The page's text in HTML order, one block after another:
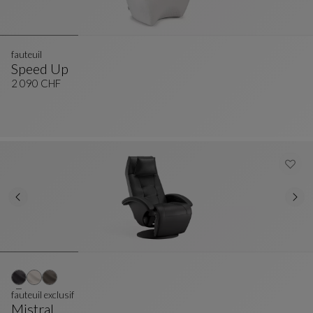
Speed Up
Fauteuil
Voir La Description Complète
fauteuil
2 090 CHF
Mistral
fauteuil exclusif